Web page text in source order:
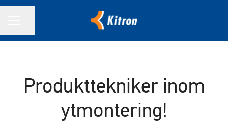
Produkttekniker inom
ytmontering!